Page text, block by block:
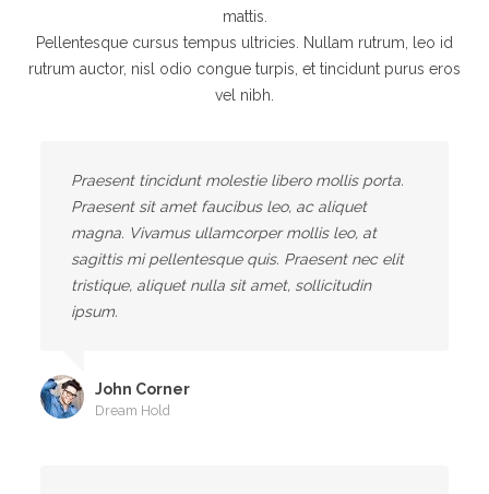
mattis.
Pellentesque cursus tempus ultricies. Nullam rutrum, leo id
rutrum auctor, nisl odio congue turpis, et tincidunt purus eros
vel nibh.
Praesent tincidunt molestie libero mollis porta.
Praesent sit amet faucibus leo, ac aliquet
magna. Vivamus ullamcorper mollis leo, at
sagittis mi pellentesque quis. Praesent nec elit
tristique, aliquet nulla sit amet, sollicitudin
ipsum.
John Corner
Dream Hold